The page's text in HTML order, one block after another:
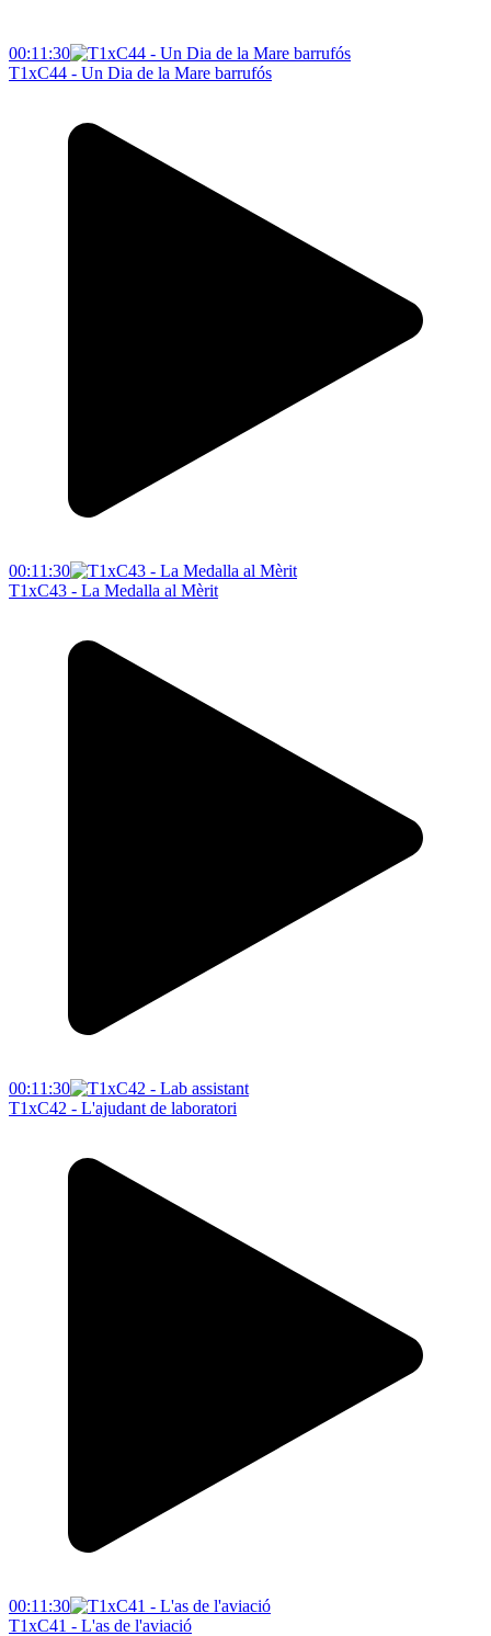
00:11:30
T1xC44 - Un Dia de la Mare barrufós
00:11:30
T1xC43 - La Medalla al Mèrit
00:11:30
T1xC42 - L'ajudant de laboratori
00:11:30
T1xC41 - L'as de l'aviació